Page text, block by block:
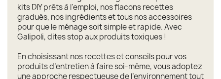
kits DIY prêts à l'emploi, nos flacons recettes
gradués, nos ingrédients et tous nos accessoires
pour que le ménage soit simple et rapide. Avec
Galipoli, dites stop aux produits toxiques !
En choisissant nos recettes et conseils pour vos
produits d’entretien à faire soi-même, vous adoptez
une approche respectueuse de l’environnement tout